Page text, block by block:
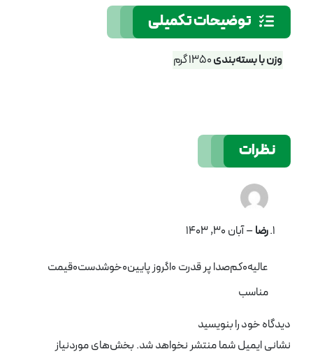
توضیحات تکمیلی
وزن با بسته‌بندی1350 گرم
نظرات
رضا–آبان 30, 1403
عالیه۰کم‌صدا پر قدرت ۰اگروز پایین۰خوشدست۰قیمت
مناسب
دیدگاه خود را بنویسید
نشانی ایمیل شما منتشر نخواهد شد. بخش‌های موردنیاز